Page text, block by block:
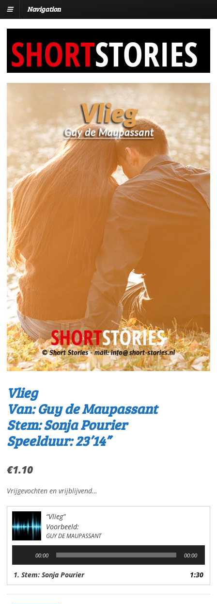
Navigation
Vlieg
Van: Guy de Maupassant
Stem: Sonja Pourier
Speelduur: 23’14”
€1.10
Vrijgevochten en vrijblijvend…
“Vlieg”
Voorbeeld:
GUY DE MAUPASSANT
00:00 00:00
1. Stem: Sonja Pourier 1:30